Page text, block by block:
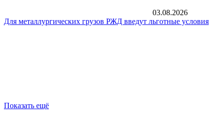
03.08.2026
Для металлургических грузов РЖД введут льготные условия
Показать ещё